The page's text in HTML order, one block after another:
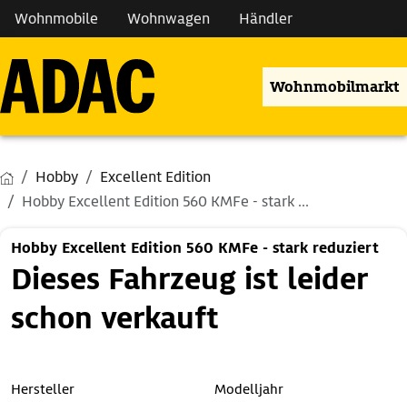
Wohnmobile Wohnwagen Händler
Wohnmobilmarkt
Hobby
Excellent Edition
Hobby Excellent Edition 560 KMFe - stark ...
Hobby Excellent Edition 560 KMFe - stark reduziert
Dieses Fahrzeug ist leider
schon verkauft
Hersteller
Modelljahr